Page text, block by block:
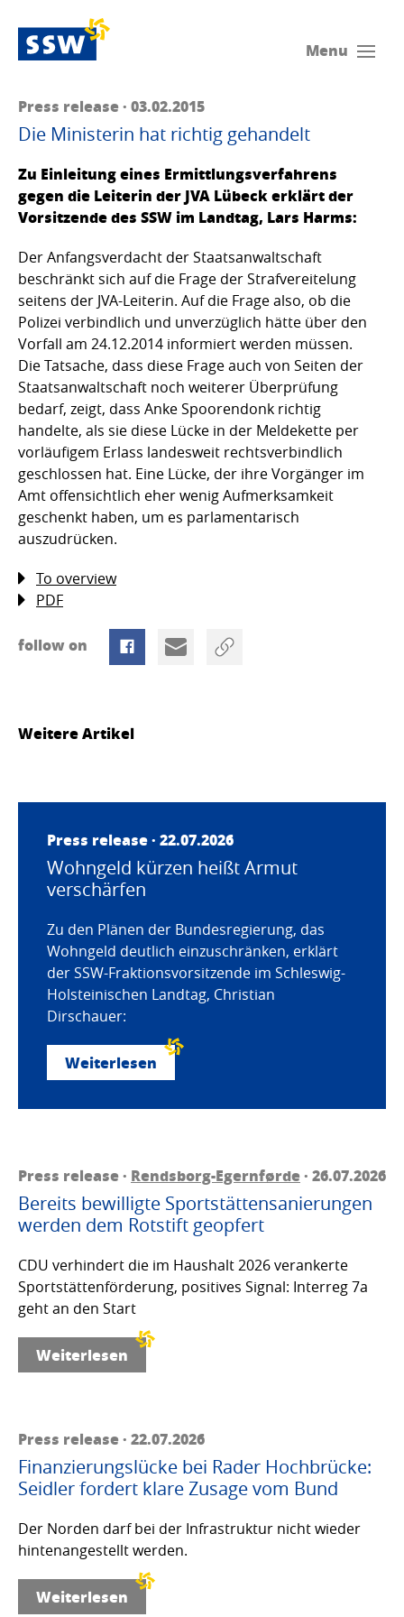
Menu
Press release · 03.02.2015
Die Ministerin hat richtig gehandelt
Zu Einleitung eines Ermittlungsverfahrens
gegen die Leiterin der JVA Lübeck erklärt der
Vorsitzende des SSW im Landtag, Lars Harms:
Der Anfangsverdacht der Staatsanwaltschaft
beschränkt sich auf die Frage der Strafvereitelung
seitens der JVA-Leiterin. Auf die Frage also, ob die
Polizei verbindlich und unverzüglich hätte über den
Vorfall am 24.12.2014 informiert werden müssen.
Die Tatsache, dass diese Frage auch von Seiten der
Staatsanwaltschaft noch weiterer Überprüfung
bedarf, zeigt, dass Anke Spoorendonk richtig
handelte, als sie diese Lücke in der Meldekette per
vorläufigem Erlass landesweit rechtsverbindlich
geschlossen hat. Eine Lücke, der ihre Vorgänger im
Amt offensichtlich eher wenig Aufmerksamkeit
geschenkt haben, um es parlamentarisch
auszudrücken.
To overview
PDF
follow on
Weitere Artikel
Press release · 22.07.2026
Wohngeld kürzen heißt Armut
verschärfen
Zu den Plänen der Bundesregierung, das
Wohngeld deutlich einzuschränken, erklärt
der SSW-Fraktionsvorsitzende im Schleswig-
Holsteinischen Landtag, Christian
Dirschauer:
Weiterlesen
Press release · Rendsborg-Egernførde· 26.07.2026
Bereits bewilligte Sportstättensanierungen
werden dem Rotstift geopfert
CDU verhindert die im Haushalt 2026 verankerte
Sportstättenförderung, positives Signal: Interreg 7a
geht an den Start
Weiterlesen
Press release · 22.07.2026
Finanzierungslücke bei Rader Hochbrücke:
Seidler fordert klare Zusage vom Bund
Der Norden darf bei der Infrastruktur nicht wieder
hintenangestellt werden.
Weiterlesen